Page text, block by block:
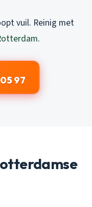
vuil. Reinig met
.
97